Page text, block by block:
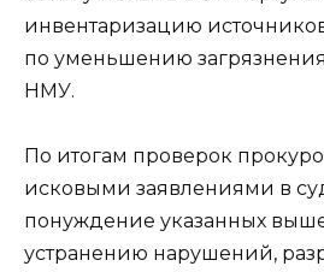
инвентаризацию
по уменьшению
НМУ.
По итогам проверок
исковыми заявлениями в
понуждение указанных
устранению нарушений,